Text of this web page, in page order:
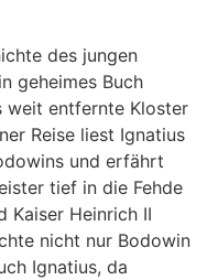
des jungen
geheimes Buch
weit entfernte Kloster
Reise liest Ignatius
und erfährt
tief in die Fehde
Kaiser Heinrich II
nicht nur Bodowin
Ignatius, da